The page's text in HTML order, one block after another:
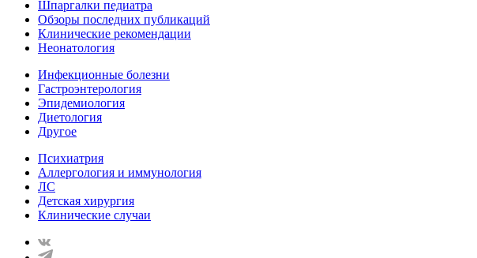
Шпаргалки педиатра
Обзоры последних публикаций
Клинические рекомендации
Неонатология
Инфекционные болезни
Гастроэнтерология
Эпидемиология
Диетология
Другое
Психиатрия
Аллергология и иммунология
ЛС
Детская хирургия
Клинические случаи